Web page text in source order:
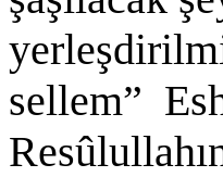
sellem”